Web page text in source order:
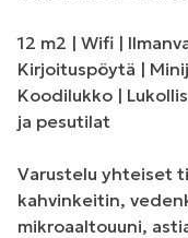
12 m2 | Wifi |
Kirjoituspöytä |
Koodilukko |
ja pesutilat
Varustelu yhteiset
kahvinkeitin,
mikroaaltouuni,